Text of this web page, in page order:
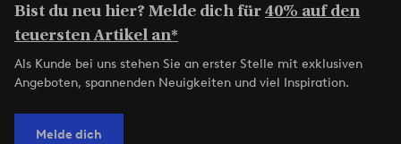
Bist du neu hier? Melde dich für40% auf den
teuersten Artikel an*
Als Kunde bei uns stehen Sie an erster Stelle mit exklusiven
Angeboten, spannenden Neuigkeiten und viel Inspiration.
Melde dich